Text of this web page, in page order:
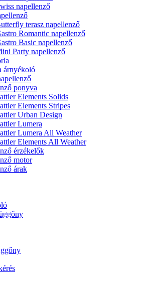
napellenző
terasz napellenző
Romantic napellenző
Basic napellenző
Party napellenző
árnyékoló
ponyva
Elements Solids
Elements Stripes
Urban Design
Lumera
Lumera All Weather
Elements All Weather
érzékelők
motor
árak